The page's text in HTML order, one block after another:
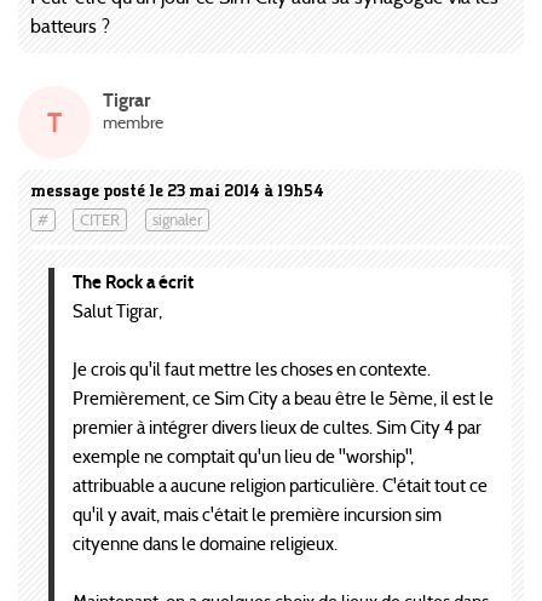
batteurs ?
message posté le 23 mai 2014 à 19h54
# CITER signaler
T
Tigrar
membre
The Rock a écrit
Salut Tigrar,
Je crois qu'il faut mettre les choses en contexte.
Premièrement, ce Sim City a beau être le 5ème, il est le
premier à intégrer divers lieux de cultes. Sim City 4 par
exemple ne comptait qu'un lieu de ''worship'',
attribuable a aucune religion particulière. C'était tout ce
qu'il y avait, mais c'était le première incursion sim
cityenne dans le domaine religieux.